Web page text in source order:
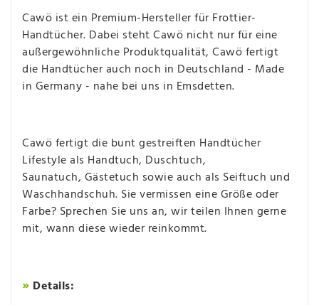
Cawö ist ein Premium-Hersteller für Frottier-
Handtücher. Dabei steht Cawö nicht nur für eine
außergewöhnliche Produktqualität, Cawö fertigt
die Handtücher auch noch in Deutschland - Made
in Germany - nahe bei uns in Emsdetten.
Cawö fertigt die bunt gestreiften Handtücher
Lifestyle als Handtuch, Duschtuch,
Saunatuch, Gästetuch sowie auch als Seiftuch und
Waschhandschuh. Sie vermissen eine Größe oder
Farbe? Sprechen Sie uns an, wir teilen Ihnen gerne
mit, wann diese wieder reinkommt.
» Details: